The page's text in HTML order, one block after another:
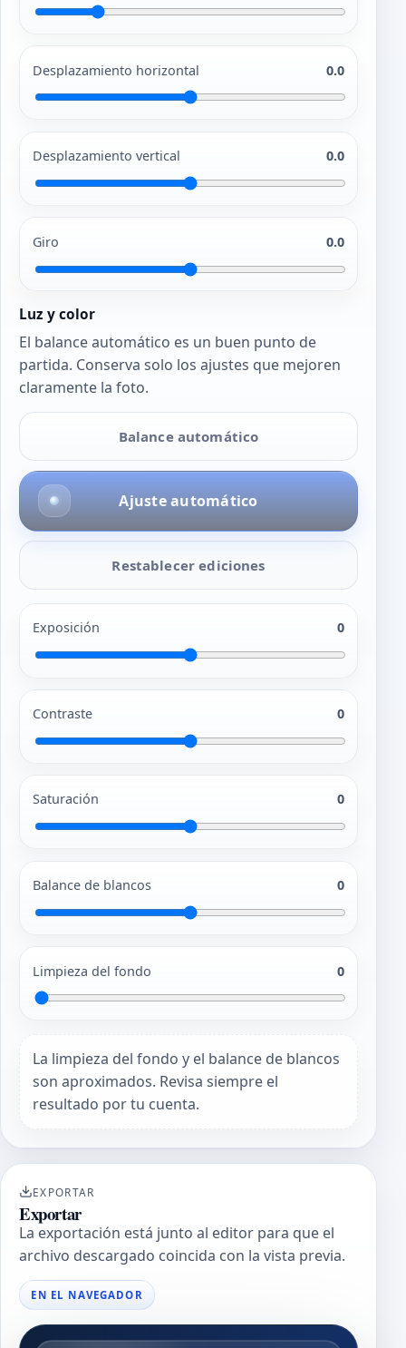
Desplazamiento horizontal 0.0
Desplazamiento vertical 0.0
Giro 0.0
Luz y color
El balance automático es un buen punto de
partida. Conserva solo los ajustes que mejoren
claramente la foto.
Balance automático
Ajuste automático
Restablecer ediciones
Exposición 0
Contraste 0
Saturación 0
Balance de blancos 0
Limpieza del fondo 0
La limpieza del fondo y el balance de blancos
son aproximados. Revisa siempre el
resultado por tu cuenta.
EXPORTAR
Exportar
La exportación está junto al editor para que el
archivo descargado coincida con la vista previa.
EN EL NAVEGADOR